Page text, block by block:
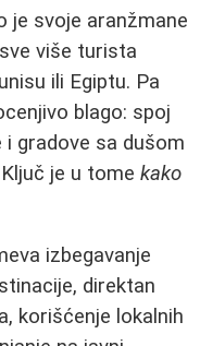
je svoje aranžmane
više turista
ili Egiptu. Pa
blago: spoj
i gradove sa dušom
je u tome kako
izbegavanje
direktan
korišćenje lokalnih